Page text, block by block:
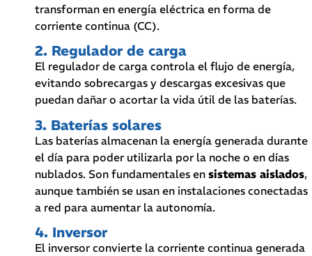
transforman en energía eléctrica en forma de
corriente continua (CC).
2. Regulador de carga
El regulador de carga controla el flujo de energía,
evitando sobrecargas y descargas excesivas que
puedan dañar o acortar la vida útil de las baterías.
3. Baterías solares
Las baterías almacenan la energía generada durante
el día para poder utilizarla por la noche o en días
nublados. Son fundamentales en sistemas aislados,
aunque también se usan en instalaciones conectadas
a red para aumentar la autonomía.
4. Inversor
El inversor convierte la corriente continua generada